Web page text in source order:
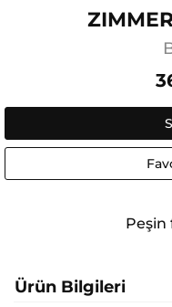
Peşin
Ürün Bilgileri